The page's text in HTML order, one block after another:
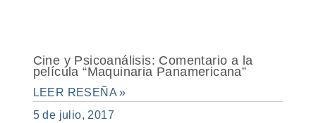
Cine y Psicoanálisis: Comentario a la
película “Maquinaria Panamericana”
LEER RESEÑA »
5 de julio, 2017